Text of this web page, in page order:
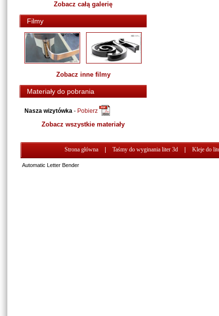
Zobacz całą galerię
Filmy
Zobacz inne filmy
Materiały do pobrania
Nasza wizytówka - Pobierz
Zobacz wszystkie materiały
Strona główna Taśmy do wyginania liter 3d Kleje do
Automatic Letter Bender